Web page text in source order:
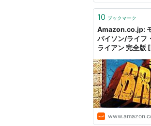
10 ブックマーク
Amazon.co.jp:
パイソン/ライフ
ライアン 完全版
ン・クリーズ(納
演), エリック・
川太一郎) (出演
リアム(古川登志
グレアム・チャ
田康雄) (出演), マ
イリン(青野武) (